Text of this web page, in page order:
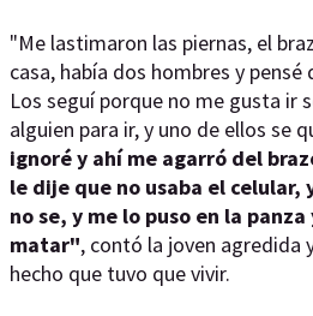
"Me lastimaron las piernas, el
casa, había dos hombres y
Los seguí porque no me gusta ir
alguien para ir, y uno de ellos se
ignoré y ahí me agarró del
le dije que no usaba el celular,
no se, y me lo puso en la
matar", contó la joven agredida
hecho que tuvo que vivir.